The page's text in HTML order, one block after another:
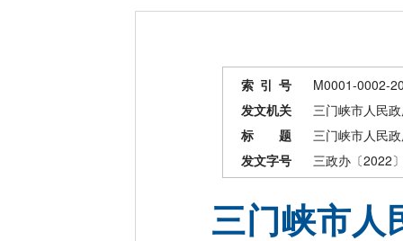
索 引 号
M0001-0002-
发文机关
三门峡市人民
标 题
三门峡市人民
发文字号
三政办〔2022
三门峡市人